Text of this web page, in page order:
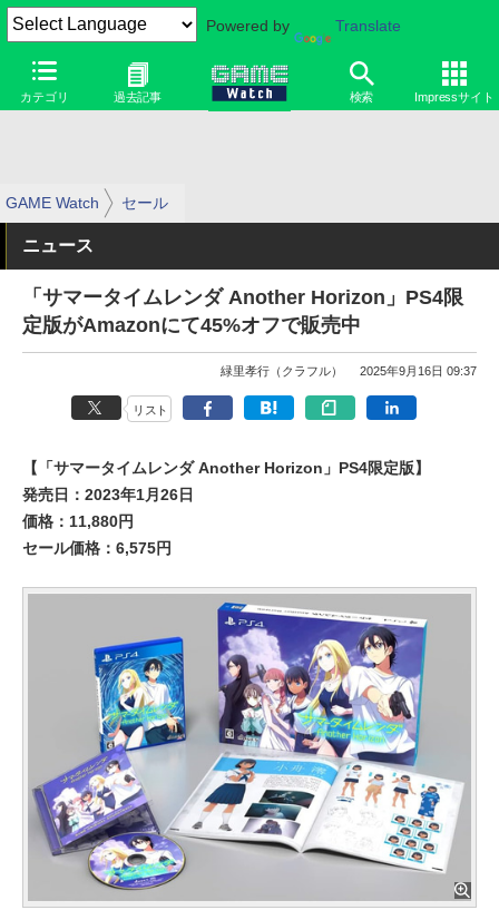
Powered by Translate
カテゴリ 過去記事 検索 Impressサイト
GAME Watch セール
ニュース
「サマータイムレンダ Another Horizon」PS4限
定版がAmazonにて45%オフで販売中
緑里孝行（クラフル） 2025年9月16日 09:37
リスト
【「サマータイムレンダ Another Horizon」PS4限定版】
発売日：2023年1月26日
価格：11,880円
セール価格：6,575円